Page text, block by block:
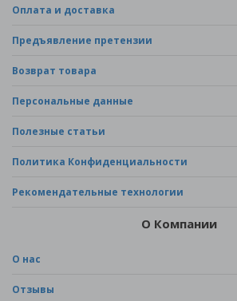
Оплата и доставка
Предъявление претензии
Возврат товара
Персональные данные
Полезные статьи
Политика Конфиденциальности
Рекомендательные технологии
О Компании
О нас
Отзывы